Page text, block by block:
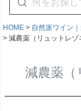
HOME
自然派ワイン
減農薬（リュットレゾ
減農薬